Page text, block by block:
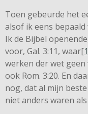
Toen gebeurde het
alsof ik eens
Ik de Bijbel
voor, Gal. 3:11, waar[
werken der wet
ook Rom. 3:20. En
nog, dat al mijn
niet anders waren